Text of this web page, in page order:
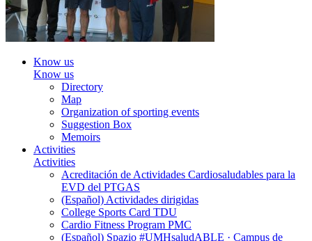
Know us
Know us
Directory
Map
Organization of sporting events
Suggestion Box
Memoirs
Activities
Activities
Acreditación de Actividades Cardiosaludables para la
EVD del PTGAS
(Español) Actividades dirigidas
College Sports Card TDU
Cardio Fitness Program PMC
(Español) Spazio #UMHsaludABLE · Campus de